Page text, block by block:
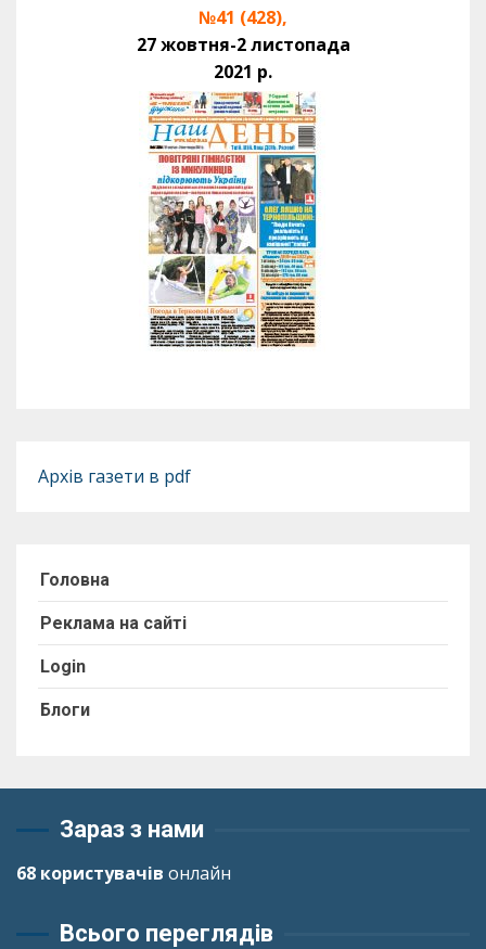
№41 (428),
27 жовтня-2 листопада
2021 р.
Архів газети в pdf
Головна
Реклама на сайті
Login
Блоги
Зараз з нами
68 користувачів онлайн
Всього переглядів